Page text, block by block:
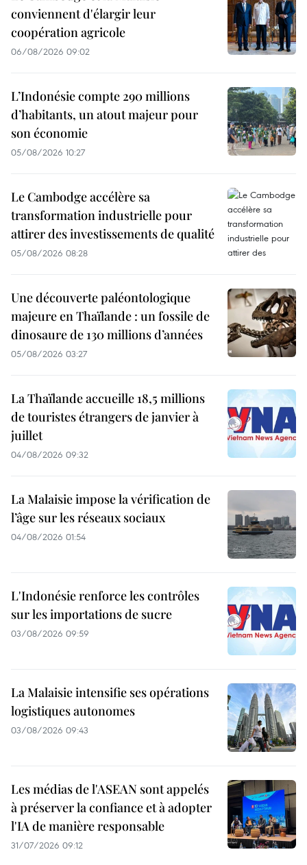
conviennent d'élargir leur
coopération agricole
06/08/2026 09:02
L’Indonésie compte 290 millions
d’habitants, un atout majeur pour
son économie
05/08/2026 10:27
Le Cambodge accélère sa
transformation industrielle pour
attirer des investissements de qualité
05/08/2026 08:28
Une découverte paléontologique
majeure en Thaïlande : un fossile de
dinosaure de 130 millions d’années
05/08/2026 03:27
La Thaïlande accueille 18,5 millions
de touristes étrangers de janvier à
juillet
04/08/2026 09:32
La Malaisie impose la vérification de
l’âge sur les réseaux sociaux
04/08/2026 01:54
L'Indonésie renforce les contrôles
sur les importations de sucre
03/08/2026 09:59
La Malaisie intensifie ses opérations
logistiques autonomes
03/08/2026 09:43
Les médias de l'ASEAN sont appelés
à préserver la confiance et à adopter
l'IA de manière responsable
31/07/2026 09:12